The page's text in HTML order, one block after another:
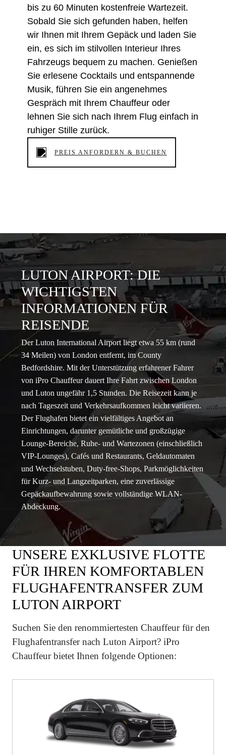
bis zu 60 Minuten kostenfreie Wartezeit.
Sobald Sie sich gefunden haben, helfen
wir Ihnen mit Ihrem Gepäck und laden Sie
ein, es sich im stilvollen Interieur Ihres
Fahrzeugs bequem zu machen. Genießen
Sie erlesene Cocktails und entspannende
Musik, führen Sie ein angenehmes
Gespräch mit Ihrem Chauffeur oder
lehnen Sie sich nach Ihrem Flug einfach in
ruhiger Stille zurück.
PREIS ANFORDERN & BUCHEN
LUTON AIRPORT: DIE
WICHTIGSTEN
INFORMATIONEN FÜR
REISENDE
Der Luton International Airport liegt etwa 55 km (rund
34 Meilen) von London entfernt, im County
Bedfordshire. Mit der Unterstützung erfahrener Fahrer
von iPro Chauffeur dauert Ihre Fahrt zwischen London
und Luton ungefähr 1,5 Stunden. Die Reisezeit kann je
nach Tageszeit und Verkehrsaufkommen leicht variieren.
Der Flughafen bietet ein vielfältiges Angebot an
Einrichtungen, darunter gemütliche und großzügige
Lounge-Bereiche, Ruhe- und Wartezonen (einschließlich
VIP-Lounges), Cafés und Restaurants, Geldautomaten
und Wechselstuben, Duty-free-Shops, Parkmöglichkeiten
für Kurz- und Langzeitparken, eine zuverlässige
Gepäckaufbewahrung sowie vollständige WLAN-
Abdeckung.
UNSERE EXKLUSIVE FLOTTE
FÜR IHREN KOMFORTABLEN
FLUGHAFENTRANSFER ZUM
LUTON AIRPORT
Suchen Sie den renommiertesten Chauffeur für den
Flughafentransfer nach Luton Airport? iPro
Chauffeur bietet Ihnen folgende Optionen: